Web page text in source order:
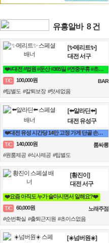
유흥알바 8 건
[✨메리트✨]
대전 서구
❤️#대전 #법원 #둔산 #365일 #연중무휴 #초보자환영 #당일지급 #텃세❤️
T/C
100,000원
BAR
#팁별도 #칼퇴보장 #텃세없음
[⬅️알라딘⬅️]
대전 유성구
❤️대전 유성 시간당 14만 고정 가게 단골 손님 위주 / 고급 손님 많음 / 고수익 보장❤️
T/C
140,000원
룸싸롱
#원룸제공 #식사제공 #팁별도
[황진이]
대전 서구
❤️요즘 아직도 누가 술마시면서 일해요?❤️
T/C
60,000원
노래주점
#순번확실 #출퇴근지원 #초이스없음
[☀️넘버원☀️]